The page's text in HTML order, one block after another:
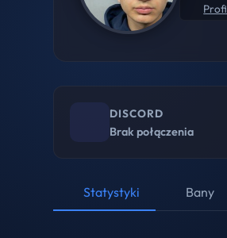
DISCORD
Brak połączenia
Statystyki Bany